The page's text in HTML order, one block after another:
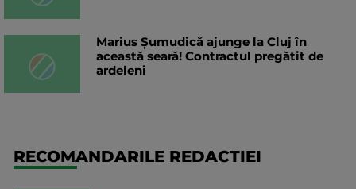
Marius Șumudică ajunge la Cluj în
această seară! Contractul pregătit de
ardeleni
RECOMANDARILE REDACTIEI